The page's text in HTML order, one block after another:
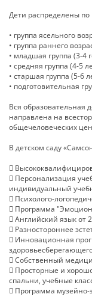
Дети распределены по
• группа ясельного
• группа раннего
• младшая группа (3-4
• средняя группа (4-5
• старшая группа (5-6
• подготовительная
Вся образовательная
направлена на
общечеловеческих
В детском саду

 Персонализация
индивидуальный
 Психолого-
 Программа
 Английский язык от
 Разностороннее
 Инновационная
 Собственный
 Просторные и
спальни, учебные
 Программа музейно-